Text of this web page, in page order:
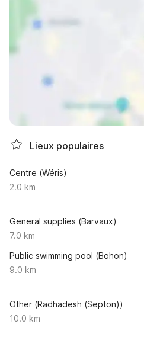
Lieux populaires
Centre (Wéris)
2.0 km
General supplies (Barvaux)
7.0 km
Public swimming pool (Bohon)
9.0 km
Other (Radhadesh (Septon))
10.0 km